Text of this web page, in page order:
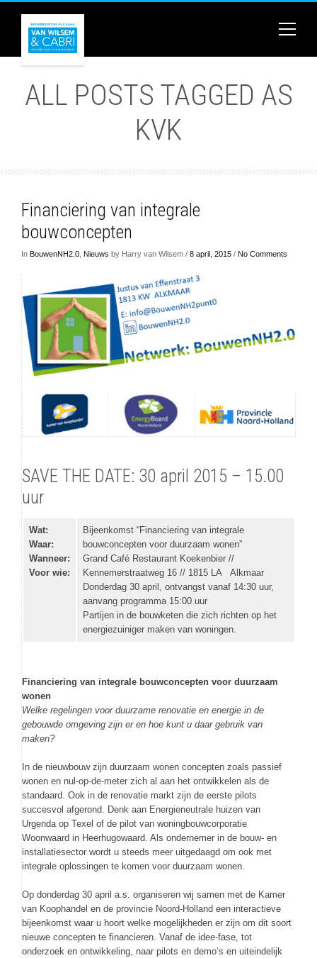
ALL POSTS TAGGED AS
KVK
Financiering van integrale
bouwconcepten
In BouwenNH2.0 Nieuws by Harry van Wilsem / 8 april, 2015 / No Comments
SAVE THE DATE: 30 april 2015 – 15.00
uur
Wat:
Waar:
Wanneer:
Voor wie:
Bijeenkomst “Financiering van integrale
bouwconcepten voor duurzaam wonen”
Grand Café Restaurant Koekenbier //
Kennemerstraatweg 16 // 1815 LA Alkmaar
Donderdag 30 april, ontvangst vanaf 14:30 uur,
aanvang programma 15:00 uur
Partijen in de bouwketen die zich richten op het
energiezuiniger maken van woningen.
Financiering van integrale bouwconcepten voor duurzaam
wonen
Welke regelingen voor duurzame renovatie en energie in de
gebouwde omgeving zijn er en hoe kunt u daar gebruik van
maken?
In de nieuwbouw zijn duurzaam wonen concepten zoals passief
wonen en nul-op-de-meter zich al aan het ontwikkelen als de
standaard. Ook in de renovatie markt zijn de eerste pilots
succesvol afgerond. Denk aan Energieneutrale huizen van
Urgenda op Texel of de pilot van woningbouwcorporatie
Woonwaard in Heerhugowaard. Als ondernemer in de bouw- en
installatiesector wordt u steeds meer uitgedaagd om ook met
integrale oplossingen te komen voor duurzaam wonen.
Op donderdag 30 april a.s. organiseren wij samen met de Kamer
van Koophandel en de provincie Noord-Holland een interactieve
bijeenkomst waar u hoort welke mogelijkheden er zijn om dit soort
nieuwe concepten te financieren. Vanaf de idee-fase, tot
onderzoek en ontwikkeling, naar pilots en demo’s en uiteindelijk